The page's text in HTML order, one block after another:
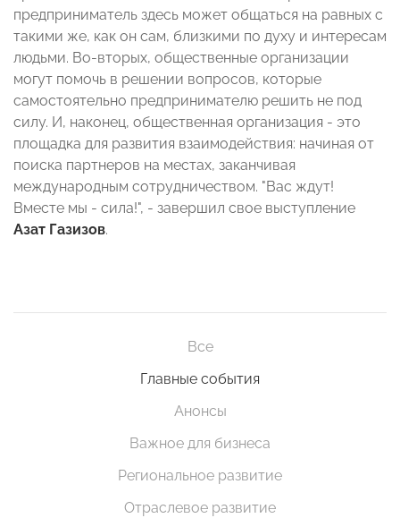
предприниматель здесь может общаться на равных с
такими же, как он сам, близкими по духу и интересам
людьми. Во-вторых, общественные организации
могут помочь в решении вопросов, которые
самостоятельно предпринимателю решить не под
силу. И, наконец, общественная организация - это
площадка для развития взаимодействия: начиная от
поиска партнеров на местах, заканчивая
международным сотрудничеством. "Вас ждут!
Вместе мы - сила!", - завершил свое выступление
Азат Газизов.
Все
Главные события
Анонсы
Важное для бизнеса
Региональное развитие
Отраслевое развитие